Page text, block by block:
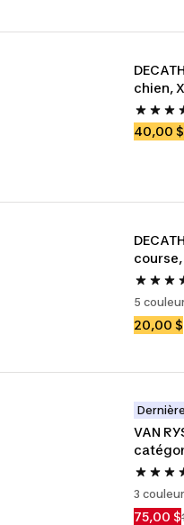
chien,
40,00 $
course,
5
20,00 $
VAN
3
75,00 $